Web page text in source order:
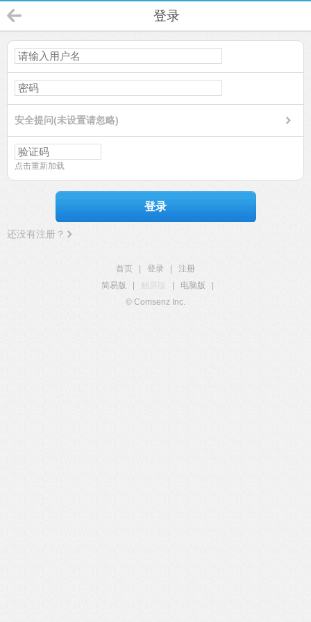
登录
安全提问(未设置请忽略)
点击重新加载
登录
还没有注册？
首页 登录
注册
简易版
触屏版 电脑版
© Comsenz Inc.